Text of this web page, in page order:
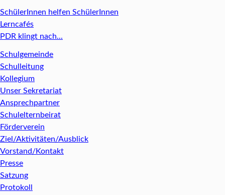
SchülerInnen helfen SchülerInnen
Lerncafés
PDR klingt nach...
Schulgemeinde
Schulleitung
Kollegium
Unser Sekretariat
Ansprechpartner
Schulelternbeirat
Förderverein
Ziel/Aktivitäten/Ausblick
Vorstand/Kontakt
Presse
Satzung
Protokoll